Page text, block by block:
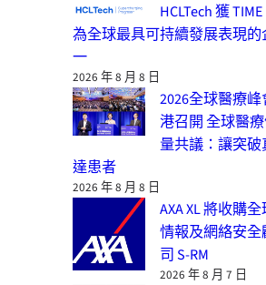
HCLTech 獲
為全球最具可持續發展表現的
一
2026 年 8 月 8 日
2026全球醫療
港召開 全球醫
量共議：讓突破
達患者
2026 年 8 月 8 日
AXA XL 將收購
情報及網絡安全
司 S-RM
2026 年 8 月 7 日